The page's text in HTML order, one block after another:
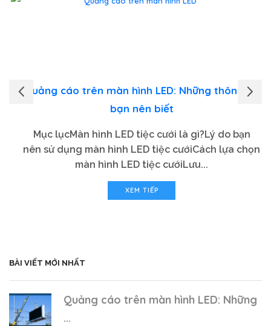
Quảng cáo trên màn hình LED: Những thông tin
bạn nên biết
Mục lụcMàn hình LED tiệc cưới là gì?Lý do bạn
nên sử dụng màn hình LED tiệc cướiCách lựa chọn
màn hình LED tiệc cướiLưu...
XEM TIẾP
BÀI VIẾT MỚI NHẤT
Quảng cáo trên màn hình LED: Những
...